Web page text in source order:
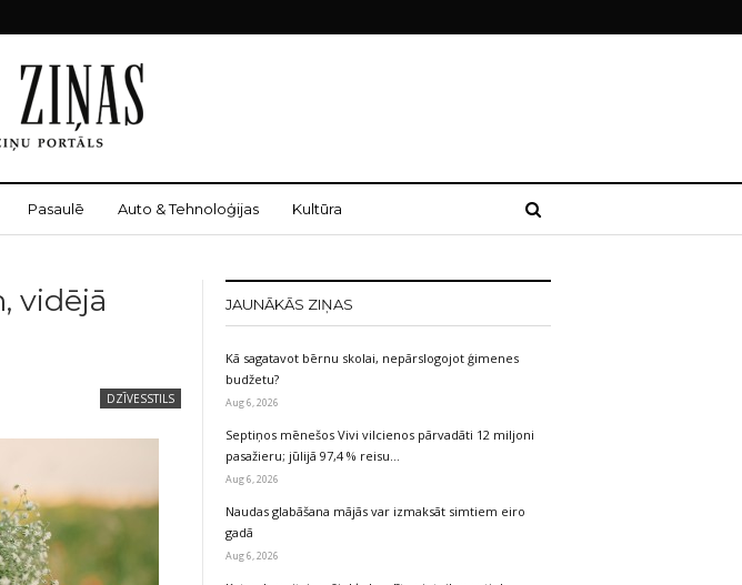
Pasaulē Auto & Tehnoloģijas Kultūra
vidējā
DZĪVESSTILS
JAUNĀKĀS ZIŅAS
Kā sagatavot bērnu skolai, nepārslogojot ģimenes
budžetu?
Aug 6, 2026
Septiņos mēnešos Vivi vilcienos pārvadāti 12 miljoni
pasažieru; jūlijā 97,4 % reisu…
Aug 6, 2026
Naudas glabāšana mājās var izmaksāt simtiem eiro
gadā
Aug 6, 2026